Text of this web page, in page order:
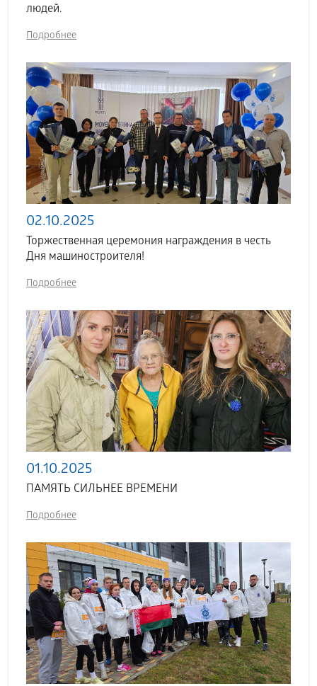
людей.
Подробнее
02.10.2025
Торжественная церемония награждения в честь
Дня машиностроителя!
Подробнее
01.10.2025
ПАМЯТЬ СИЛЬНЕЕ ВРЕМЕНИ
Подробнее